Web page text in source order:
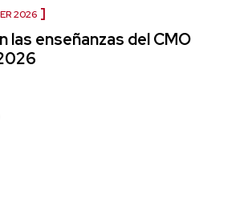
2026
las enseñanzas del CMO